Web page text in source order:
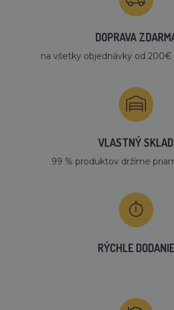
DOPRAVA
na všetky objednávky od 200€
VLASTNÝ SKLAD
99 % produktov držíme
RÝCHLE DODANIE